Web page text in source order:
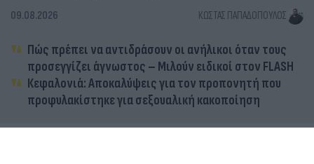
09.08.2026 ΚΏΣΤΑΣ ΠΑΠΑΔΌΠΟΥΛΟΣ
Πώς πρέπει να αντιδράσουν οι ανήλικοι όταν τους
προσεγγίζει άγνωστος – Μιλούν ειδικοί στον FLASH
Κεφαλονιά: Αποκαλύψεις για τον προπονητή που
προφυλακίστηκε για σεξουαλική κακοποίηση